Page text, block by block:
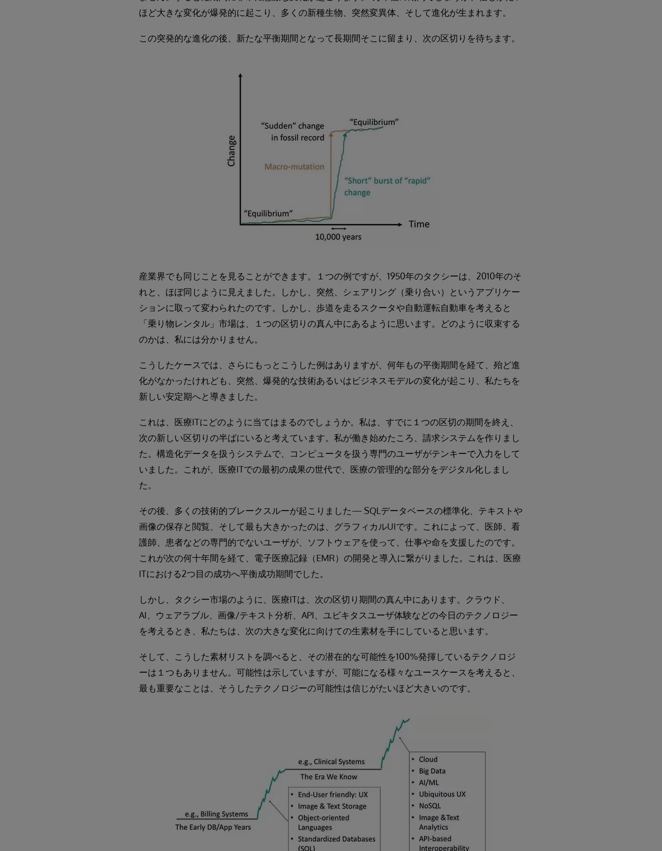
ほど大きな変化が爆発的に起こり、多くの新種生物、突然変異体、そして進化が生まれます。
この突発的な進化の後、新たな平衡期間となって長期間そこに留まり、次の区切りを待ちます。
産業界でも同じことを見ることができます。１つの例ですが、1950年のタクシーは、2010年のそ
れと、ほぼ同じように見えました。しかし、突然、シェアリング（乗り合い）というアプリケー
ションに取って変わられたのです。しかし、歩道を走るスクータや自動運転自動車を考えると
「乗り物レンタル」市場は、１つの区切りの真ん中にあるように思います。どのように収束する
のかは、私には分かりません。
こうしたケースでは、さらにもっとこうした例はありますが、何年もの平衡期間を経て、殆ど進
化がなかったけれども、突然、爆発的な技術あるいはビジネスモデルの変化が起こり、私たちを
新しい安定期へと導きました。
これは、医療ITにどのように当てはまるのでしょうか。私は、すでに１つの区切の期間を終え、
次の新しい区切りの半ばにいると考えています。私が働き始めたころ、請求システムを作りまし
た。構造化データを扱うシステムで、コンピュータを扱う専門のユーザがテンキーで入力をして
いました。これが、医療ITでの最初の成果の世代で、医療の管理的な部分をデジタル化しまし
た。
その後、多くの技術的ブレークスルーが起こりました— SQLデータベースの標準化、テキストや
画像の保存と閲覧、そして最も大きかったのは、グラフィカルUIです。これによって、医師、看
護師、患者などの専門的でないユーザが、ソフトウェアを使って、仕事や命を支援したのです。
これが次の何十年間を経て、電子医療記録（EMR）の開発と導入に繋がりました。これは、医療
ITにおける2つ目の成功へ平衡成功期間でした。
しかし、タクシー市場のように、医療ITは、次の区切り期間の真ん中にあります。クラウド、
AI、ウェアラブル、画像/テキスト分析、API、ユビキタスユーザ体験などの今日のテクノロジー
を考えるとき、私たちは、次の大きな変化に向けての生素材を手にしていると思います。
そして、こうした素材リストを調べると、その潜在的な可能性を100%発揮しているテクノロジ
ーは１つもありません。可能性は示していますが、可能になる様々なユースケースを考えると、
最も重要なことは、そうしたテクノロジーの可能性は信じがたいほど大きいのです。